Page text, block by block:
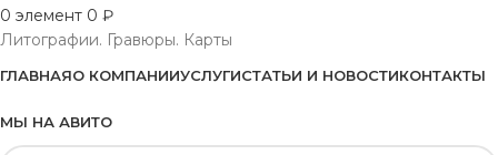
0 элемент 0 ₽
Литографии. Гравюры. Карты
ГЛАВНАЯО КОМПАНИИУСЛУГИСТАТЬИ И НОВОСТИКОНТАКТЫ
МЫ НА АВИТО